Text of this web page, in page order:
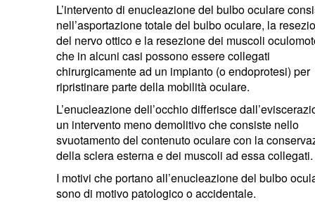
L’intervento di enucleazione del bulbo oculare
nell’asportazione totale del bulbo oculare, la
del nervo ottico e la resezione dei muscoli
che in alcuni casi possono essere collegati
chirurgicamente ad un impianto (o endoprotesi) per
ripristinare parte della mobilità oculare.
L’enucleazione dell’occhio differisce
un intervento meno demolitivo che consiste nello
svuotamento del contenuto oculare con la
della sclera esterna e dei muscoli ad essa collegati.
I motivi che portano all’enucleazione del bulbo
sono di motivo patologico o accidentale.